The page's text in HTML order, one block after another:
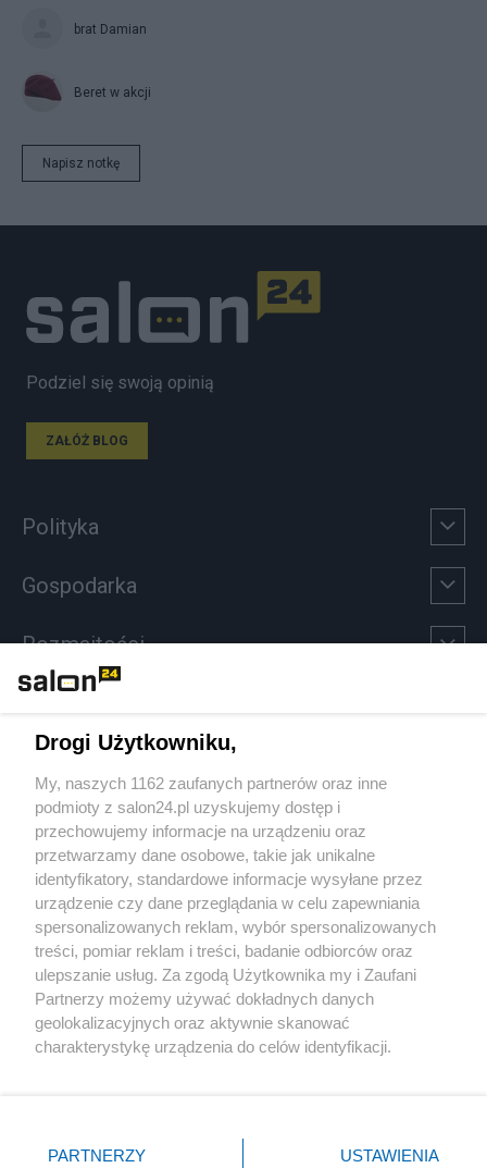
brat Damian
Beret w akcji
Napisz notkę
Podziel się swoją opinią
ZAŁÓŻ BLOG
Polityka
Gospodarka
Rozmaitości
Sport
Społeczeństwo
Kultura
X Facebook Instagram Youtube
Drogi Użytkowniku,
My, naszych 1162 zaufanych partnerów oraz inne
podmioty z salon24.pl uzyskujemy dostęp i
przechowujemy informacje na urządzeniu oraz
przetwarzamy dane osobowe, takie jak unikalne
identyfikatory, standardowe informacje wysyłane przez
urządzenie czy dane przeglądania w celu zapewniania
spersonalizowanych reklam, wybór spersonalizowanych
treści, pomiar reklam i treści, badanie odbiorców oraz
ulepszanie usług. Za zgodą Użytkownika my i Zaufani
Partnerzy możemy używać dokładnych danych
geolokalizacyjnych oraz aktywnie skanować
charakterystykę urządzenia do celów identyfikacji.
zmienić/wycofać klikając przycisk ustawień prywatności
PARTNERZY USTAWIENIA